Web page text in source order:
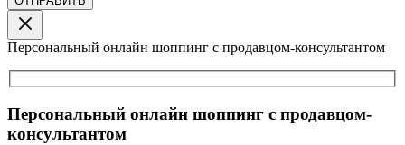
Персональный онлайн шоппинг с продавцом-консультантом
Персональный онлайн шоппинг с продавцом-
консультантом